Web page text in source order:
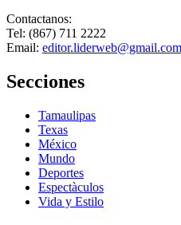
Contactanos:
Tel: (867) 711 2222
Email: editor.liderweb@gmail.com
Secciones
Tamaulipas
Texas
México
Mundo
Deportes
Espectàculos
Vida y Estilo